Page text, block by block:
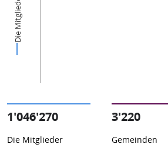
Die Mitglieder
1'046'270
Die Mitglieder
3'220
Gemeinden